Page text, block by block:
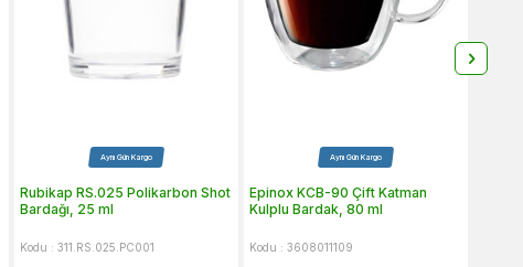
Aynı Gün Kargo
Rubikap RS.025 Polikarbon Shot
Bardağı, 25 ml
Kodu : 311.RS.025.PC001
Aynı Gün Kargo
Epinox KCB-90 Çift Katman
Kulplu Bardak, 80 ml
Kodu : 3608011109